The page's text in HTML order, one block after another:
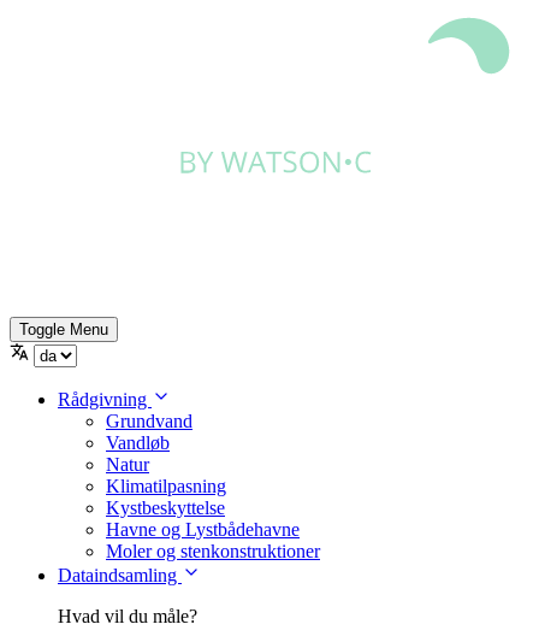
Toggle Menu
Rådgivning
Grundvand
Vandløb
Natur
Klimatilpasning
Kystbeskyttelse
Havne og Lystbådehavne
Moler og stenkonstruktioner
Dataindsamling
Hvad vil du måle?